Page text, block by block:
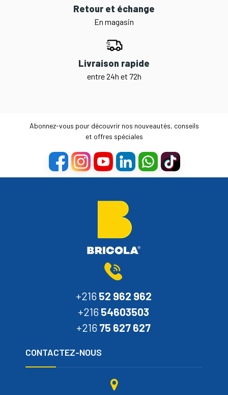
Retour et échange
En magasin
Livraison rapide
entre 24h et 72h
Abonnez-vous pour découvrir nos nouveautés, conseils
et offres spéciales
+216 52 962 962
+216 54603503
+216 75 627 627
CONTACTEZ-NOUS